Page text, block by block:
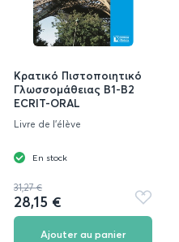
Κρατικό Πιστοποιητικό
Γλωσσομάθειας B1-B2
ECRIT-ORAL
Livre de l'élève
En stock
31,27 €
28,15 €
Ajouter
aux
Ajouter au panier